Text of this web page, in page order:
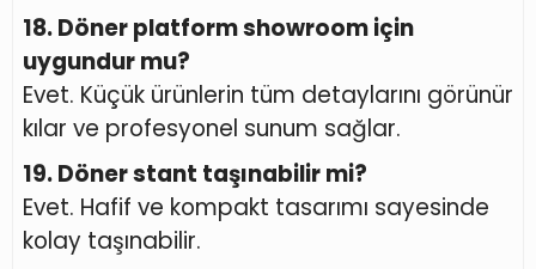
18. Döner platform showroom için
uygundur mu?
Evet. Küçük ürünlerin tüm detaylarını görünür
kılar ve profesyonel sunum sağlar.
19. Döner stant taşınabilir mi?
Evet. Hafif ve kompakt tasarımı sayesinde
kolay taşınabilir.